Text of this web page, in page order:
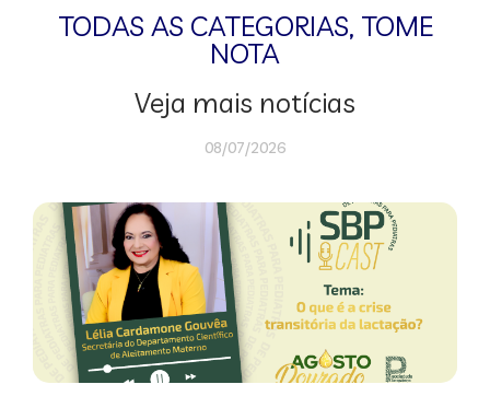
TODAS AS CATEGORIAS, TOME
NOTA
Veja mais notícias
08/07/2026